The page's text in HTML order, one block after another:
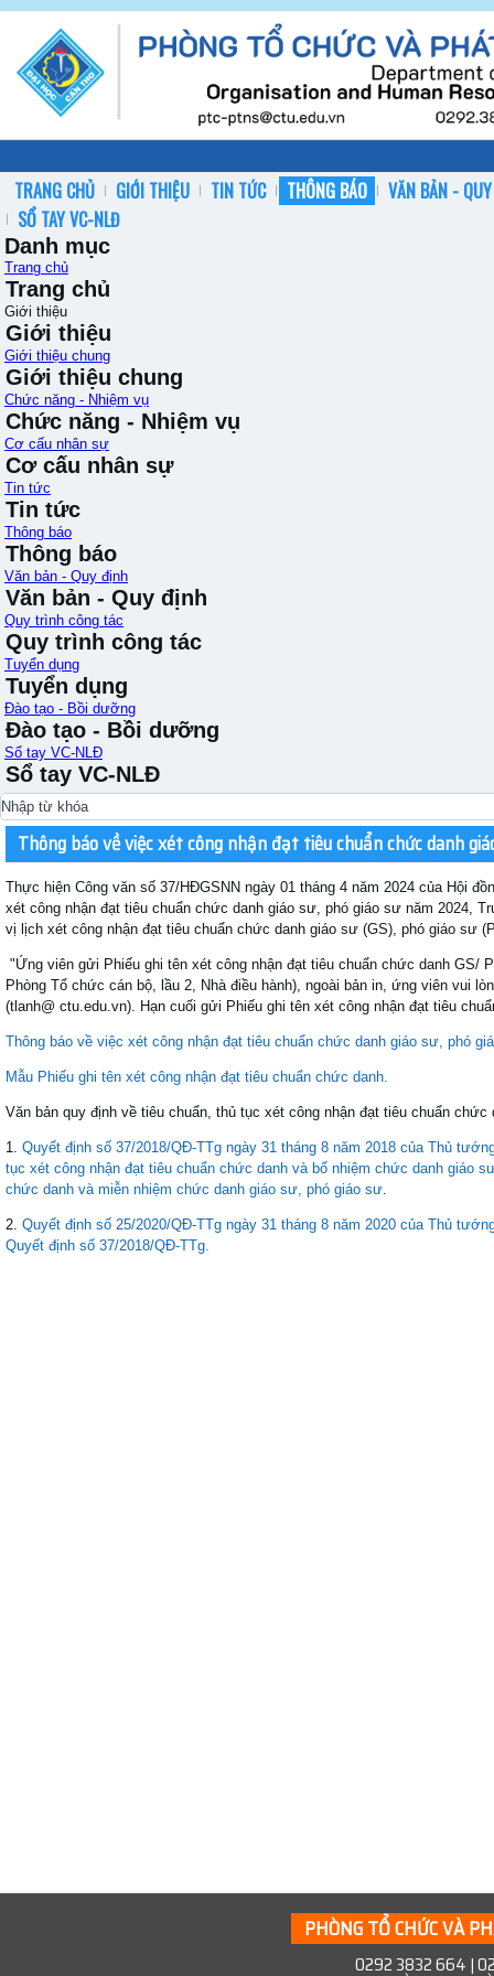
TRANG CHỦ GIỚI THIỆU TIN TỨC THÔNG BÁO
VĂN BẢN -
SỔ TAY VC-NLĐ
Danh mục
Trang chủ
Trang chủ
Giới thiệu
Giới thiệu
Giới thiệu chung
Giới thiệu chung
Chức năng - Nhiệm vụ
Chức năng - Nhiệm vụ
Cơ cấu nhân sự
Cơ cấu nhân sự
Tin tức
Tin tức
Thông báo
Thông báo
Văn bản - Quy định
Văn bản - Quy định
Quy trình công tác
Quy trình công tác
Tuyển dụng
Tuyển dụng
Đào tạo - Bồi dưỡng
Đào tạo - Bồi dưỡng
Sổ tay VC-NLĐ
Sổ tay VC-NLĐ
Thông báo về việc xét công nhận đạt tiêu chuẩn chức danh
Thực hiện Công văn số 37/HĐGSNN ngày 01 tháng 4 năm 2024 của Hội
xét công nhận đạt tiêu chuẩn chức danh giáo sư, phó giáo sư năm 2024,
vị lịch xét công nhận đạt tiêu chuẩn chức danh giáo sư (GS), phó giáo sư
"Ứng viên gửi Phiếu ghi tên xét công nhận đạt tiêu chuẩn chức danh GS/
Phòng Tổ chức cán bộ, lầu 2, Nhà điều hành), ngoài bản in, ứng viên vui
(tlanh@ ctu.edu.vn). Hạn cuối gửi Phiếu ghi tên xét công nhận đạt tiêu
Thông báo về việc xét công nhận đạt tiêu chuẩn chức danh giáo sư, phó
Mẫu Phiếu ghi tên xét công nhận đạt tiêu chuẩn chức danh.
Văn bản quy định về tiêu chuẩn, thủ tục xét công nhận đạt tiêu chuẩn
1. Quyết định số 37/2018/QĐ-TTg ngày 31 tháng 8 năm 2018 của Thủ
tục xét công nhận đạt tiêu chuẩn chức danh và bổ nhiệm chức danh giáo
chức danh và miễn nhiệm chức danh giáo sư, phó giáo sư.
2. Quyết định số 25/2020/QĐ-TTg ngày 31 tháng 8 năm 2020 của Thủ
Quyết định số 37/2018/QĐ-TTg.
PHÒNG TỔ CHỨC VÀ
0292 3832 664 |